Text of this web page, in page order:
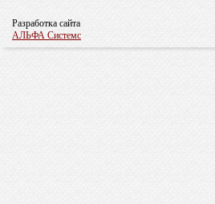
Разработка сайта
АЛЬФА Системс